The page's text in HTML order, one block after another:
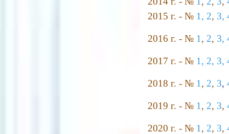
2015 г. - № 1, 2, 3,
2016 г. - № 1 , 2, 3,
2017 г. - № 1, 2, 3,
2018 г. - № 1 , 2, 3,
2019 г. - № 1 , 2, 3,
2020 г. - № 1 , 2, 3,